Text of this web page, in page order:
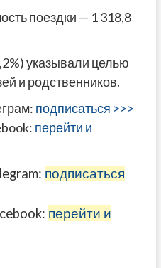
поездки — 1 318,8
указывали целью
и родственников.
подписаться >>>
перейти и
подписаться
перейти и